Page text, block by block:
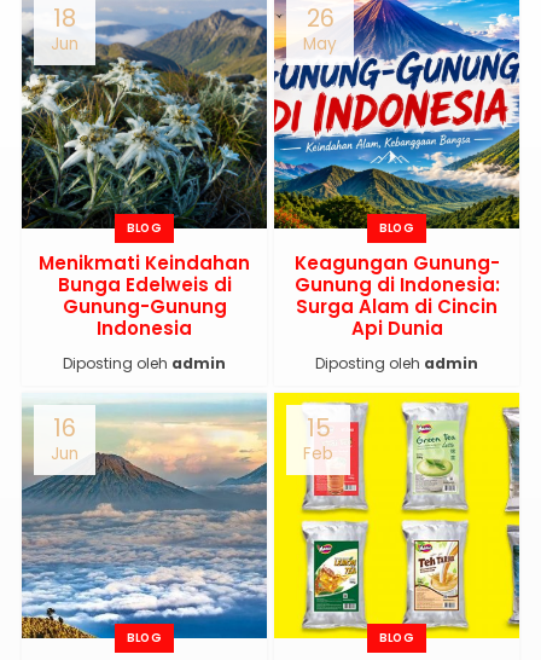
BLOG
Menikmati Keindahan
Bunga Edelweis di
Gunung-Gunung
Indonesia
Diposting oleh admin
18
Jun
BLOG
Keagungan Gunung-
Gunung di Indonesia:
Surga Alam di Cincin
Api Dunia
Diposting oleh admin
26
May
BLOG
16
Jun
BLOG
15
Feb